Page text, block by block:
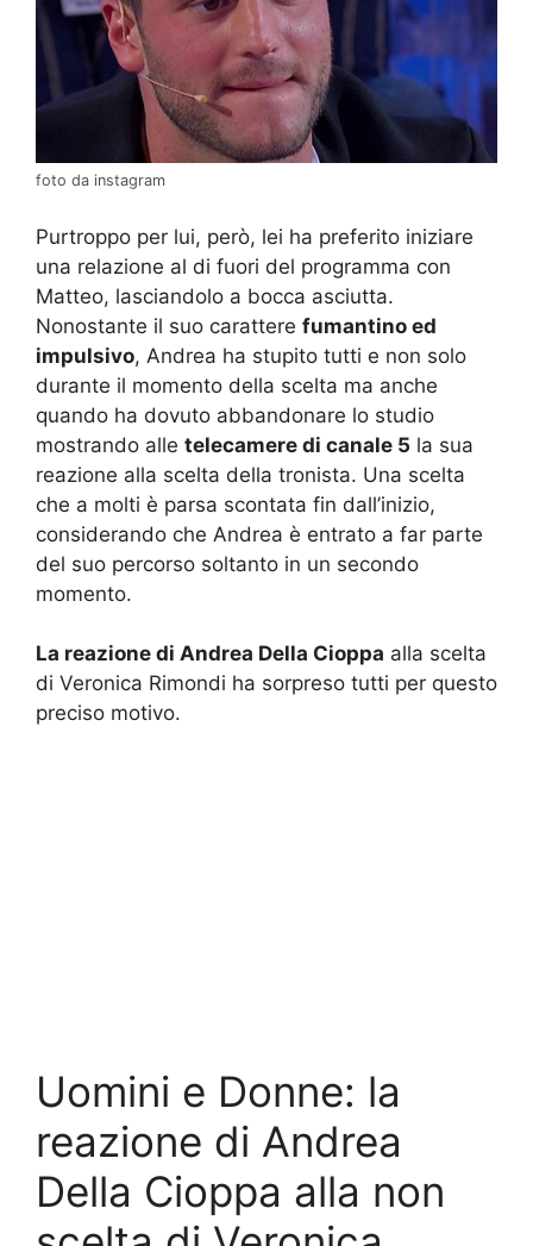
foto da instagram
Purtroppo per lui, però, lei ha preferito iniziare
una relazione al di fuori del programma con
Matteo, lasciandolo a bocca asciutta.
Nonostante il suo carattere fumantino ed
impulsivo, Andrea ha stupito tutti e non solo
durante il momento della scelta ma anche
quando ha dovuto abbandonare lo studio
mostrando alle telecamere di canale 5 la sua
reazione alla scelta della tronista. Una scelta
che a molti è parsa scontata fin dall’inizio,
considerando che Andrea è entrato a far parte
del suo percorso soltanto in un secondo
momento.
La reazione di Andrea Della Cioppa alla scelta
di Veronica Rimondi ha sorpreso tutti per questo
preciso motivo.
Uomini e Donne: la
reazione di Andrea
Della Cioppa alla non